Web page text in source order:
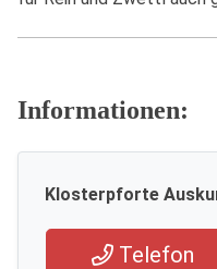
Informationen:
Klosterpforte
Telefon